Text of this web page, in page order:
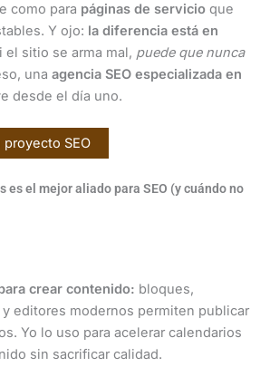
como para páginas de servicio que
Y ojo: la diferencia está en
el sitio se arma mal, puede que nunca
una agencia SEO especializada en
desde el día uno.
SEO
es el mejor aliado para SEO (y cuándo no
crear contenido: bloques,
editores modernos permiten publicar
Yo lo uso para acelerar calendarios
sin sacrificar calidad.